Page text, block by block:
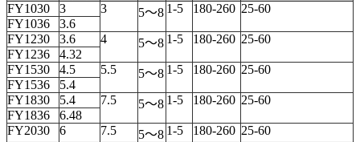
FY1030 3 3 5～8 1-5 180-260 25-60
FY1036
3.6
FY1230
3.6 4 5～8 1-5 180-260 25-60
FY1236
4.32
FY1530
4.5 5.5 5～8 1-5 180-260 25-60
FY1536
5.4
FY1830
5.4 7.5 5～8 1-5 180-260 25-60
FY1836
6.48
FY2030
6 7.5 5～8 1-5 180-260 25-60